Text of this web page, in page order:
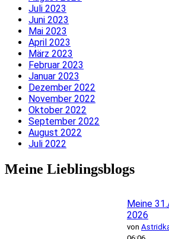
Juli 2023
Juni 2023
Mai 2023
April 2023
März 2023
Februar 2023
Januar 2023
Dezember 2022
November 2022
Oktober 2022
September 2022
August 2022
Juli 2022
Meine Lieblingsblogs
Meine
2026
von